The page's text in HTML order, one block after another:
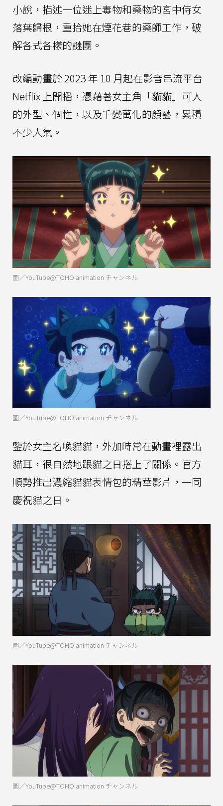
小說，描述一位迷上毒物和藥物的宮中侍女
落葉歸根，重拾她在煙花巷的藥師工作，破
解各式各樣的謎團。
改編動畫於 2023 年 10 月起在影音串流平台
Netflix 上開播，憑藉著女主角「貓貓」可人
的外型、個性，以及千變萬化的顏藝，累積
不少人氣。
圖／YouTube@TOHO animation チャンネル
圖／YouTube@TOHO animation チャンネル
鑒於女主名喚貓貓，外加時常在動畫裡露出
貓耳，很自然地跟貓之日搭上了關係。官方
順勢推出濃縮貓貓表情包的精華影片，一同
慶祝貓之日。
圖／YouTube@TOHO animation チャンネル
圖／YouTube@TOHO animation チャンネル